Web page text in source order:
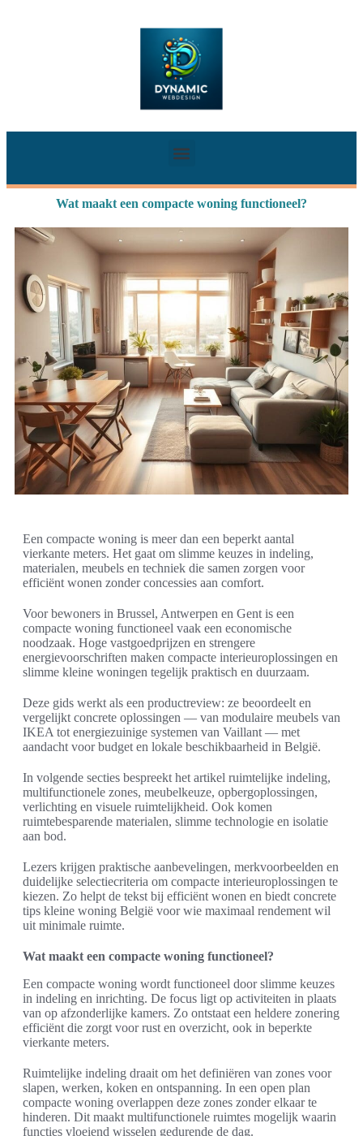
Wat maakt een compacte woning functioneel?
Een compacte woning is meer dan een beperkt aantal
vierkante meters. Het gaat om slimme keuzes in indeling,
materialen, meubels en techniek die samen zorgen voor
efficiënt wonen zonder concessies aan comfort.
Voor bewoners in Brussel, Antwerpen en Gent is een
compacte woning functioneel vaak een economische
noodzaak. Hoge vastgoedprijzen en strengere
energievoorschriften maken compacte interieuroplossingen en
slimme kleine woningen tegelijk praktisch en duurzaam.
Deze gids werkt als een productreview: ze beoordeelt en
vergelijkt concrete oplossingen — van modulaire meubels van
IKEA tot energiezuinige systemen van Vaillant — met
aandacht voor budget en lokale beschikbaarheid in België.
In volgende secties bespreekt het artikel ruimtelijke indeling,
multifunctionele zones, meubelkeuze, opbergoplossingen,
verlichting en visuele ruimtelijkheid. Ook komen
ruimtebesparende materialen, slimme technologie en isolatie
aan bod.
Lezers krijgen praktische aanbevelingen, merkvoorbeelden en
duidelijke selectiecriteria om compacte interieuroplossingen te
kiezen. Zo helpt de tekst bij efficiënt wonen en biedt concrete
tips kleine woning België voor wie maximaal rendement wil
uit minimale ruimte.
Wat maakt een compacte woning functioneel?
Een compacte woning wordt functioneel door slimme keuzes
in indeling en inrichting. De focus ligt op activiteiten in plaats
van op afzonderlijke kamers. Zo ontstaat een heldere zonering
efficiënt die zorgt voor rust en overzicht, ook in beperkte
vierkante meters.
Ruimtelijke indeling draait om het definiëren van zones voor
slapen, werken, koken en ontspanning. In een open plan
compacte woning overlappen deze zones zonder elkaar te
hinderen. Dit maakt multifunctionele ruimtes mogelijk waarin
functies vloeiend wisselen gedurende de dag.